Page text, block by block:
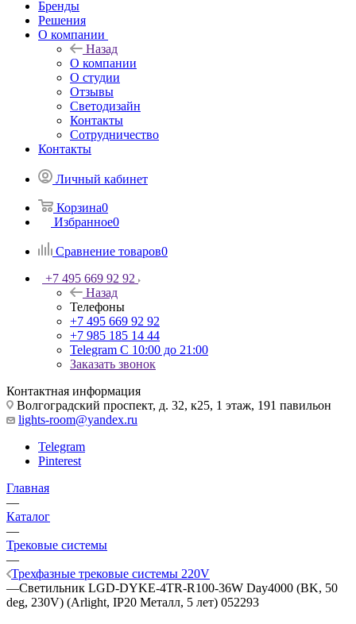
Бренды
Решения
О компании
Назад
О компании
О студии
Отзывы
Светодизайн
Контакты
Сотрудничество
Контакты
Личный кабинет
Корзина0
Избранное0
Сравнение товаров0
+7 495 669 92 92
Назад
Телефоны
+7 495 669 92 92
+7 985 185 14 44
Telegram С 10:00 до 21:00
Заказать звонок
Контактная информация
Волгоградский проспект, д. 32, к25, 1 этаж, 191 павильон
lights-room@yandex.ru
Telegram
Pinterest
Главная
—
Каталог
—
Трековые системы
—
Трехфазные трековые системы 220V
—Светильник LGD-DYKE-4TR-R100-36W Day4000 (BK, 50
deg, 230V) (Arlight, IP20 Металл, 5 лет) 052293